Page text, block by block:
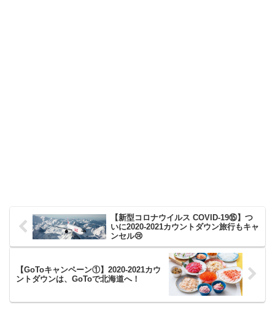
【新型コロナウイルス COVID-19⑮】つ
いに2020-2021カウントダウン旅行もキャ
ンセル😢
【GoToキャンペーン①】2020-2021カウ
ントダウンは、GoToで北海道へ！